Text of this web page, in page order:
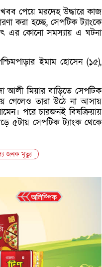
খবব পেয়ে মরদেহ উদ্ধারে কাজ
করা হচ্ছে, সেপটিক ট্যাংকে
এর কোনো সমস্যায় এ ঘটনা
ইমাম হোসেন (১৫),
আলী মিয়ার বাড়িতে সেপটিক
গেলেও তারা উঠে না আসায়
পরে চারজনই বিষক্রিয়ায়
৫টায় সেপটিক ট্যাংক থেকে
জনক মৃত্যু